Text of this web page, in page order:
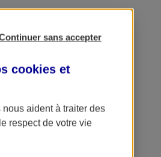
sans accepter
cookies et
nous aident à traiter des
respect de votre vie